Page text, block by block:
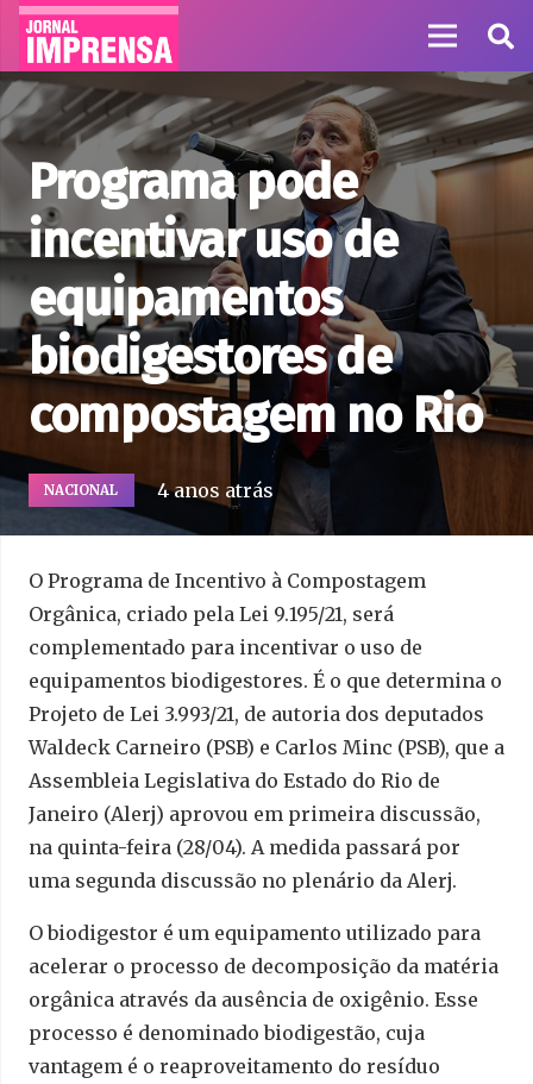
Programa pode
incentivar uso de
equipamentos
biodigestores de
compostagem no Rio
NACIONAL 4 anos atrás
O Programa de Incentivo à Compostagem
Orgânica, criado pela Lei 9.195/21, será
complementado para incentivar o uso de
equipamentos biodigestores. É o que determina o
Projeto de Lei 3.993/21, de autoria dos deputados
Waldeck Carneiro (PSB) e Carlos Minc (PSB), que a
Assembleia Legislativa do Estado do Rio de
Janeiro (Alerj) aprovou em primeira discussão,
na quinta-feira (28/04). A medida passará por
uma segunda discussão no plenário da Alerj.
O biodigestor é um equipamento utilizado para
acelerar o processo de decomposição da matéria
orgânica através da ausência de oxigênio. Esse
processo é denominado biodigestão, cuja
vantagem é o reaproveitamento do resíduo